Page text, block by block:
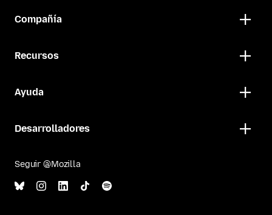
Compañía
Recursos
Ayuda
Desarrolladores
Seguir @Mozilla